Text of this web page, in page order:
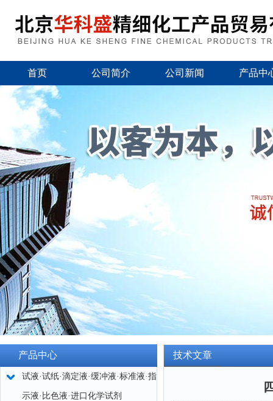
首页 公司简介 公司新闻 产品中
产品中心
试液·试纸·滴定液·缓冲液·标准液·指
示液·比色液·进口化学试剂
技术文章